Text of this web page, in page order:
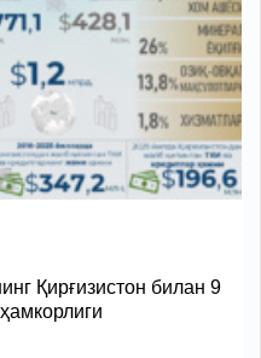
Қирғизистон билан 9